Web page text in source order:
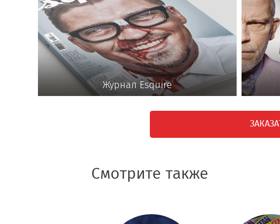
Журнал Esquire
Смотрите также